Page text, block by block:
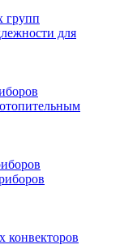
групп
для
конвекторов